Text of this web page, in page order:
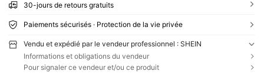
30-jours de retours gratuits
Paiements sécurisés · Protection de la vie privée
Vendu et expédié par le vendeur professionnel : SHEIN
Informations et obligations du vendeur
Pour signaler ce vendeur et/ou ce produit